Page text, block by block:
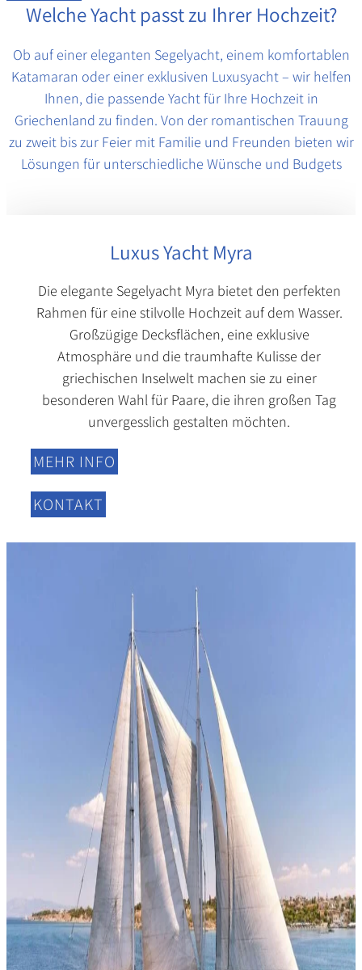
Welche Yacht passt zu Ihrer Hochzeit?
Ob auf einer eleganten Segelyacht, einem komfortablen
Katamaran oder einer exklusiven Luxusyacht – wir helfen
Ihnen, die passende Yacht für Ihre Hochzeit in
Griechenland zu finden. Von der romantischen Trauung
zu zweit bis zur Feier mit Familie und Freunden bieten wir
Lösungen für unterschiedliche Wünsche und Budgets
Luxus Yacht Myra
Die elegante Segelyacht Myra bietet den perfekten
Rahmen für eine stilvolle Hochzeit auf dem Wasser.
Großzügige Decksflächen, eine exklusive
Atmosphäre und die traumhafte Kulisse der
griechischen Inselwelt machen sie zu einer
besonderen Wahl für Paare, die ihren großen Tag
unvergesslich gestalten möchten.
MEHR INFO
KONTAKT